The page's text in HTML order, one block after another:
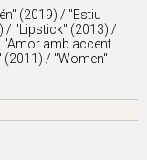
(2019) / "Estiu
/ "Lipstick" (2013) /
"Amor amb accent
(2011) / "Women"